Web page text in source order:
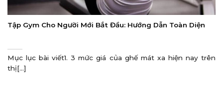
Tập Gym Cho Người Mới Bắt Đầu: Hướng Dẫn Toàn Diện
Mục lục bài viết1. 3 mức giá của ghế mát xa hiện nay trên
thị[...]